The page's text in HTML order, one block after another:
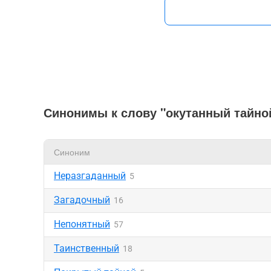
Синонимы к слову "окутанный
Синоним
Неразгаданный 5
Загадочный 16
Непонятный 57
Таинственный 18